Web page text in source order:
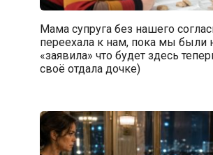
Мама супруга без нашего
переехала к нам, пока мы были
«заявила» что будет здесь
своё отдала дочке)